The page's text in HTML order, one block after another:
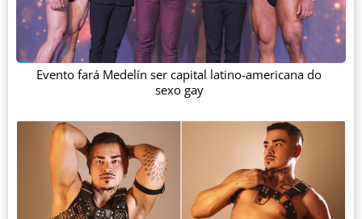
Evento fará Medelín ser capital latino-americana do
sexo gay